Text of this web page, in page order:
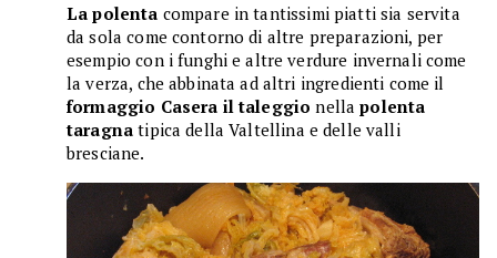
La polenta compare in tantissimi piatti sia servita
da sola come contorno di altre preparazioni, per
esempio con i funghi e altre verdure invernali come
la verza, che abbinata ad altri ingredienti come il
formaggio Casera il taleggionellapolenta
taragnatipica della Valtellina e delle valli
bresciane.